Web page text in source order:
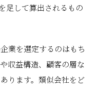
足して算出されるもの
業を選定するのはもち
収益構造、顧客の層な
ります。類似会社をど